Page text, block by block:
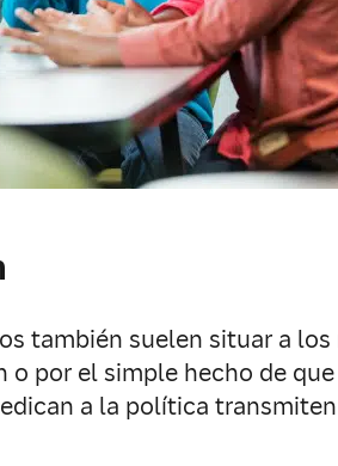
también suelen situar a
o por el simple hecho de
a la política